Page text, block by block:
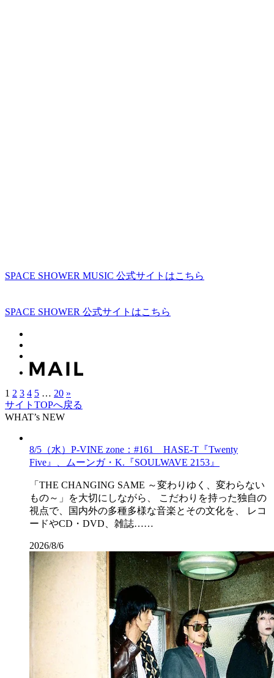
SPACE SHOWER MUSIC 公式サイトはこちら
SPACE SHOWER 公式サイトはこちら
1 2 3 4 5 … 20 »
サイトTOPへ戻る
WHAT’s NEW
8/5（水）P-VINE zone：#161 HASE-T『Twenty
Five』、ムーンガ・K.『SOULWAVE 2153』
「THE CHANGING SAME ～変わりゆく、変わらない
もの～」を大切にしながら、 こだわりを持った独自の
視点で、国内外の多種多様な音楽とその文化を、 レコ
ードやCD・DVD、雑誌……
2026/8/6